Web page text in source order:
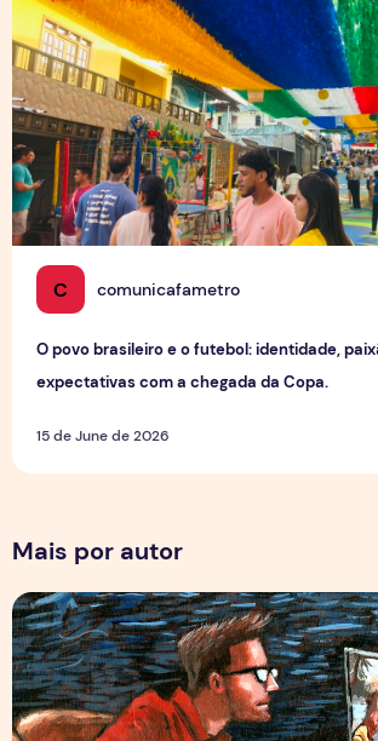
C comunicafametro
O povo brasileiro e o futebol: identidade,
expectativas com a chegada da Copa.
15 de June de 2026
Mais por autor
Por Trás dos Pixels